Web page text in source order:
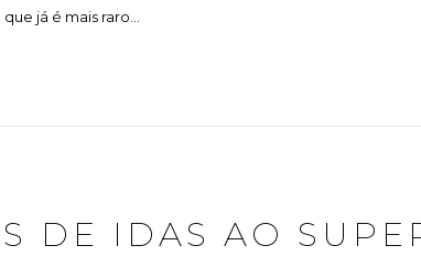
já é mais raro...
DE IDAS AO